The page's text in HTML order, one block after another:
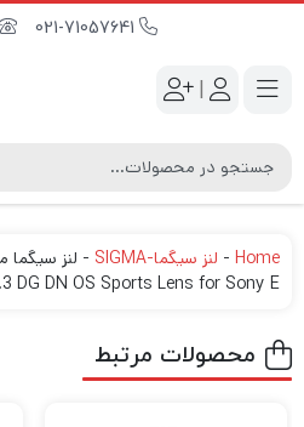
|
Home
- لنز سیگما-SIGMA -
DG DN OS Sports Lens for Sony E
محصولات مرتبط